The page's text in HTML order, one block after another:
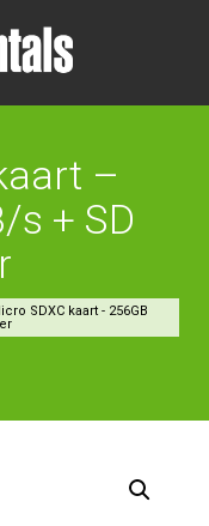
–
s + SD
SDXC kaart - 256GB